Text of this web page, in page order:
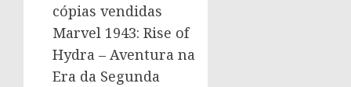
cópias vendidas
Marvel 1943: Rise of
Hydra – Aventura na
Era da Segunda